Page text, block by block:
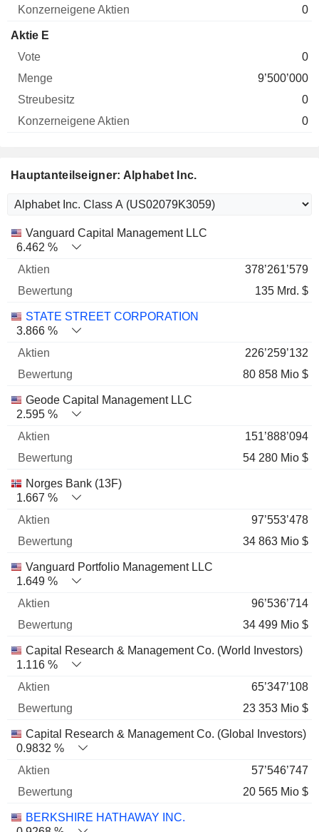
0
Aktie E
0
9’500’000
0
0
Hauptanteilseigner: Alphabet Inc.
Name Aktien % Bewertung
Vanguard Capital Management LLC
6.462 %
378’261’579
135 Mrd. $
STATE STREET CORPORATION
3.866 %
226’259’132
80 858 Mio $
Geode Capital Management LLC
2.595 %
151’888’094
54 280 Mio $
Norges Bank (13F)
1.667 %
97’553’478
34 863 Mio $
Vanguard Portfolio Management LLC
1.649 %
96’536’714
34 499 Mio $
Capital Research & Management Co. (World Investors)
1.116 %
65’347’108
23 353 Mio $
Capital Research & Management Co. (Global Investors)
0.9832 %
57’546’747
20 565 Mio $
BERKSHIRE HATHAWAY INC.